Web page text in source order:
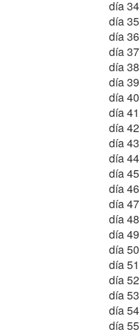
día 34
día 35
día 36
día 37
día 38
día 39
día 40
día 41
día 42
día 43
día 44
día 45
día 46
día 47
día 48
día 49
día 50
día 51
día 52
día 53
día 54
día 55